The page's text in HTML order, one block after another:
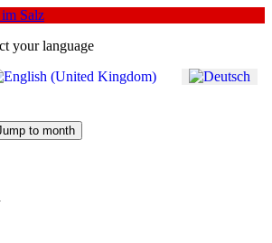
your language
to month